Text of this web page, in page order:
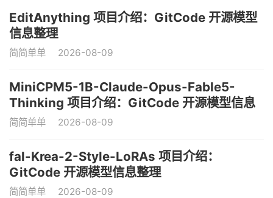
EditAnything 项目介绍：GitCode 开源模型
信息整理
简简单单 2026-08-09
MiniCPM5-1B-Claude-Opus-Fable5-
Thinking 项目介绍：GitCode 开源模型信息
整理
简简单单 2026-08-09
fal-Krea-2-Style-LoRAs 项目介绍：
GitCode 开源模型信息整理
简简单单 2026-08-09